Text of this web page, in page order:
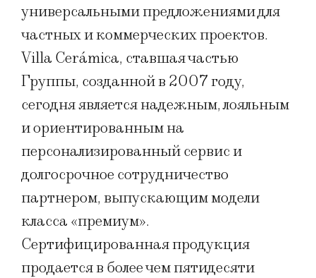
универсальными предложениями для
частных и коммерческих проектов.
Villa Cerámica, ставшая частью
Группы, созданной в 2007 году,
сегодня является надежным, лояльным
и ориентированным на
персонализированный сервис и
долгосрочное сотрудничество
партнером, выпускающим модели
класса «премиум».
Сертифицированная продукция
продается в более чем пятидесяти